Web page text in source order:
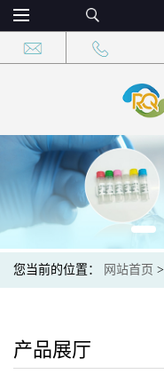
您当前的位置： 网站首页 >
产品展厅